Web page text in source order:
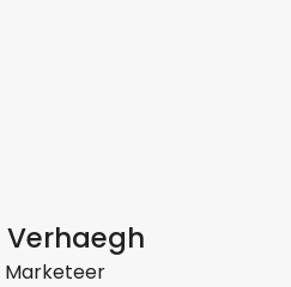
Verhaegh
Marketeer